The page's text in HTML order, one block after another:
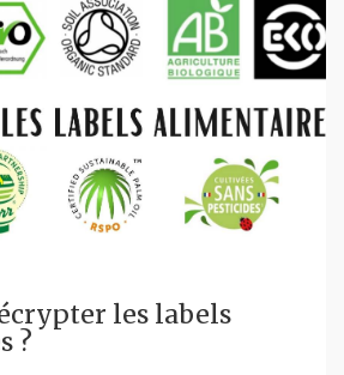
les labels
?